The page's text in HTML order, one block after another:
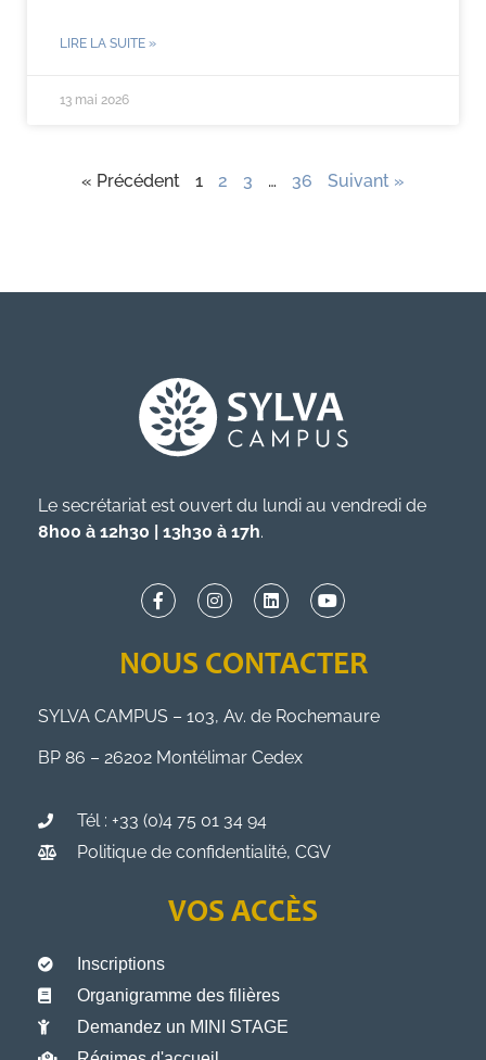
LIRE LA SUITE »
13 mai 2026
« Précédent 1 2 3 … 36 Suivant »
Le secrétariat est ouvert du lundi au vendredi de
8h00 à 12h30 | 13h30 à 17h.
NOUS CONTACTER
SYLVA CAMPUS – 103, Av. de Rochemaure
BP 86 – 26202 Montélimar Cedex
Tél : +33 (0)4 75 01 34 94
Politique de confidentialité, CGV
VOS ACCÈS
Inscriptions
Organigramme des filières
Demandez un MINI STAGE